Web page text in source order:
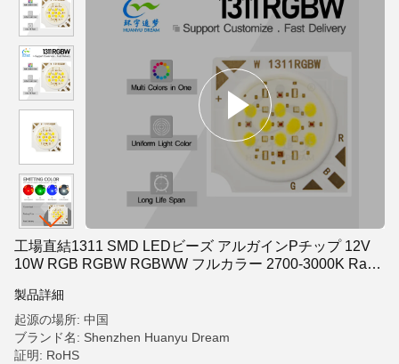
工場直結1311 SMD LEDビーズ アルガインPチップ 12V
10W RGB RGBW RGBWW フルカラー 2700-3000K Ra90
製品詳細
起源の場所: 中国
ブランド名: Shenzhen Huanyu Dream
証明: RoHS